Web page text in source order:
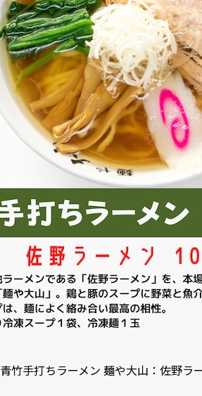
青竹手打ちラーメン 麺や大山：佐野